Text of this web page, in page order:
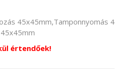
45x45mm,Tamponnyomás 4
értendőek!